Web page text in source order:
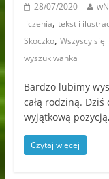
28/07/2020
liczenia, tekst i
Skoczko, Wszyscy się
wyszukiwanka
Bardzo lubimy
całą rodziną.
wyjątkową
Czytaj więcej